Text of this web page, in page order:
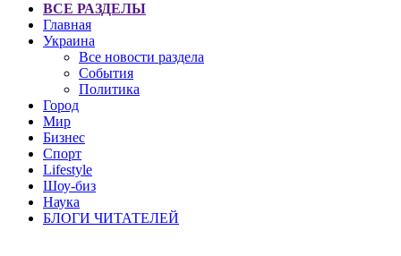
ВСЕ РАЗДЕЛЫ
Главная
Украина
Все новости раздела
События
Политика
Город
Мир
Бизнес
Спорт
Lifestyle
Шоу-биз
Наука
БЛОГИ ЧИТАТЕЛЕЙ